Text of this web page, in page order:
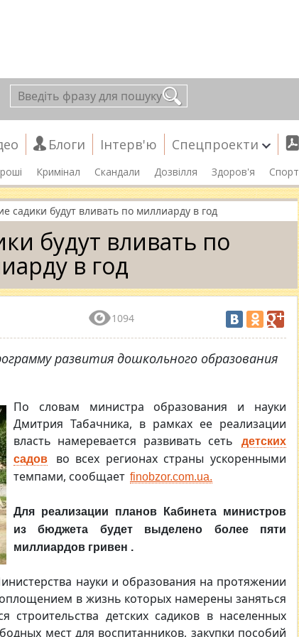
Блоги Інтерв'ю Спецпроекти
Кримінал Скандали Дозвілля Здоров'я Спорт
садики будут вливать по миллиарду в год
будут вливать по
в год
1094
развития дошкольного образования
По словам министра образования и науки
Дмитрия Табачника, в рамках ее реализации
власть намеревается развивать сеть
детских
садов
во всех регионах страны ускоренными
темпами, сообщает finobzor.com.ua.
Для реализации планов Кабинета министров
из бюджета будет выделено более пяти
миллиардов гривен .
науки и образования на протяжении
в жизнь которых намерены заняться
строительства детских садиков в населенных
мест для воспитанников, закупки пособий